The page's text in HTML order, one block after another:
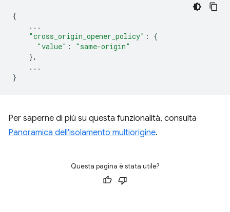
{
...
"cross_origin_opener_policy" :
{
"value" :
"same-origin"
},
...
}
Per saperne di più su questa funzionalità, consulta
Panoramica dell'isolamento multiorigine.
Questa pagina è stata utile?